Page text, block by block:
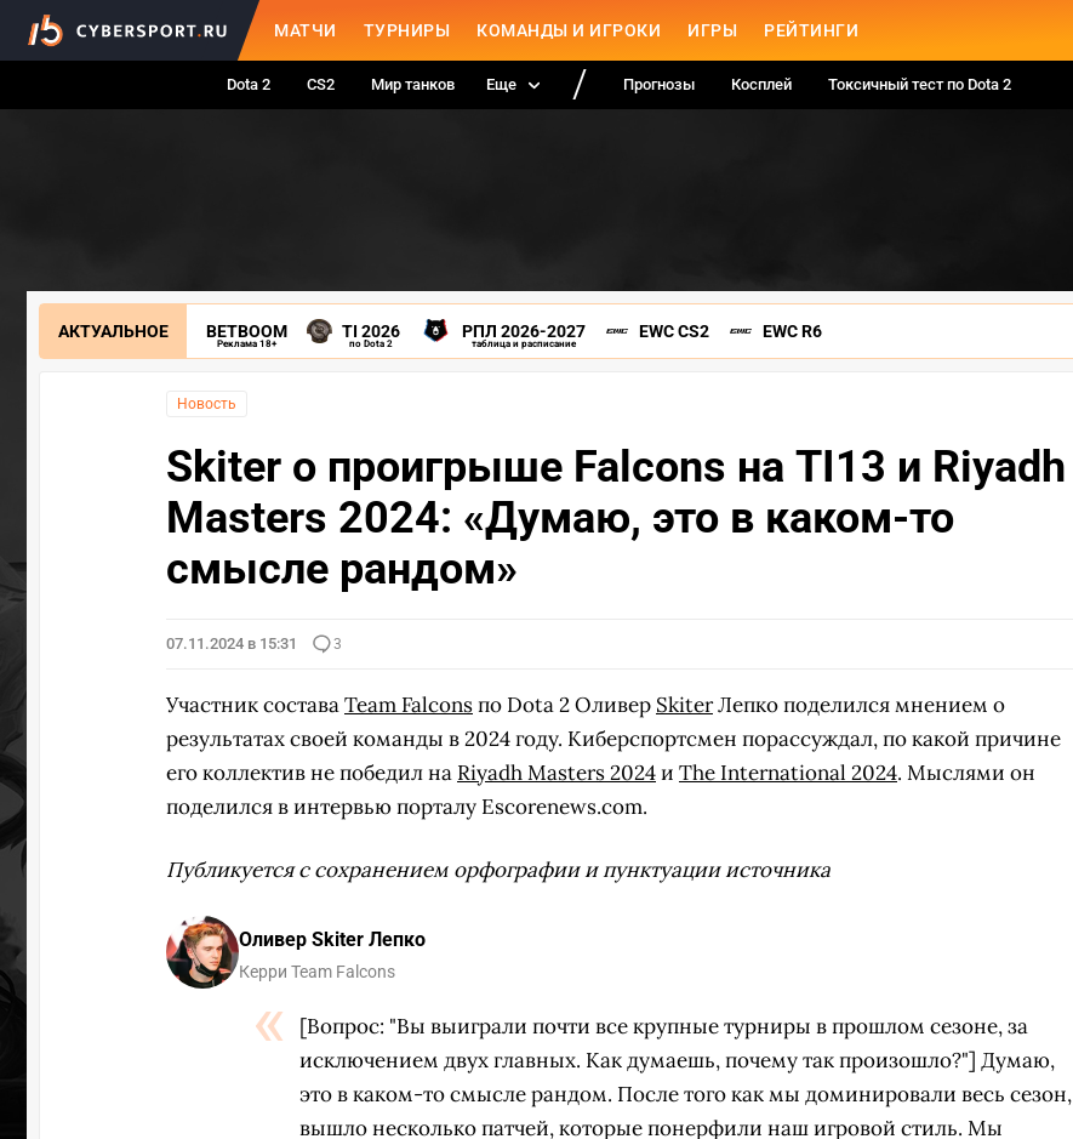
МАТЧИ ТУРНИРЫ КОМАНДЫ И ИГРОКИ ИГРЫ РЕЙТИНГИ
Dota 2 CS2 Мир танков Еще Прогнозы Косплей Токсичный тест по Dota 2
АКТУАЛЬНОЕ BETBOOM
Реклама 18+
TI 2026
по Dota 2
РПЛ 2026-2027
таблица и расписание
EWC CS2 EWC R6
Новость
Skiter о проигрыше Falcons на TI13 и Riyadh
Masters 2024: «Думаю, это в каком-то
смысле рандом»
07.11.2024 в 15:31 3
Участник составаTeam Falconsпо Dota 2 Оливер SkiterЛепко поделился мнением о
результатах своей команды в 2024 году. Киберспортсмен порассуждал, по какой причине
его коллектив не победил на Riyadh Masters 2024и The International 2024. Мыслями он
поделился в интервью порталу Escorenews.com.
Публикуется с сохранением орфографии и пунктуации источника
Оливер Skiter Лепко
Керри Team Falcons
[Вопрос: "Вы выиграли почти все крупные турниры в прошлом сезоне, за
исключением двух главных. Как думаешь, почему так произошло?"] Думаю,
это в каком-то смысле рандом. После того как мы доминировали весь сезон,
вышло несколько патчей, которые понерфили наш игровой стиль. Мы